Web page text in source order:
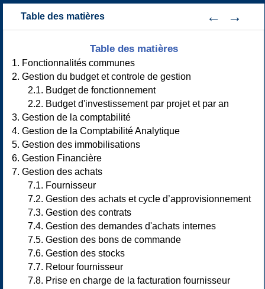
Table des matières
Table des matières
1. Fonctionnalités communes
2. Gestion du budget et controle de gestion
2.1. Budget de fonctionnement
2.2. Budget d'investissement par projet et par an
3. Gestion de la comptabilité
4. Gestion de la Comptabilité Analytique
5. Gestion des immobilisations
6. Gestion Financière
7. Gestion des achats
7.1. Fournisseur
7.2. Gestion des achats et cycle d’approvisionnement
7.3. Gestion des contrats
7.4. Gestion des demandes d'achats internes
7.5. Gestion des bons de commande
7.6. Gestion des stocks
7.7. Retour fournisseur
7.8. Prise en charge de la facturation fournisseur